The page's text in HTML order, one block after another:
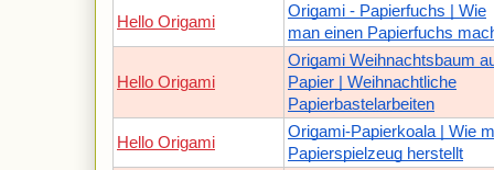
Hello Origami
Origami - Papierfuchs | Wie
man einen Papierfuchs
Hello Origami
Origami Weihnachtsbaum
Papier | Weihnachtliche
Papierbastelarbeiten
Hello Origami
Origami-Papierkoala | Wie
Papierspielzeug herstellt